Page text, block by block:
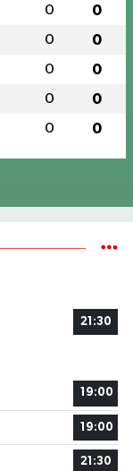
0 0
0 0
0 0
0 0
0 0
21:30
19:00
19:00
21:30